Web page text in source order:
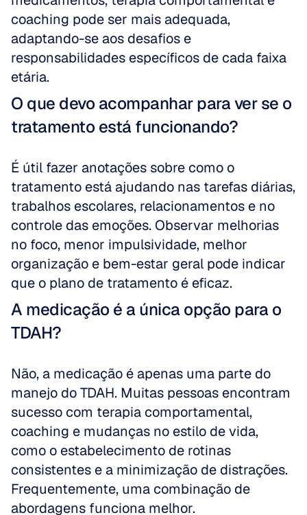
coaching pode ser mais adequada,
adaptando-se aos desafios e
responsabilidades específicos de cada faixa
etária.
O que devo acompanhar para ver se o
tratamento está funcionando?
É útil fazer anotações sobre como o
tratamento está ajudando nas tarefas diárias,
trabalhos escolares, relacionamentos e no
controle das emoções. Observar melhorias
no foco, menor impulsividade, melhor
organização e bem-estar geral pode indicar
que o plano de tratamento é eficaz.
A medicação é a única opção para o
TDAH?
Não, a medicação é apenas uma parte do
manejo do TDAH. Muitas pessoas encontram
sucesso com terapia comportamental,
coaching e mudanças no estilo de vida,
como o estabelecimento de rotinas
consistentes e a minimização de distrações.
Frequentemente, uma combinação de
abordagens funciona melhor.